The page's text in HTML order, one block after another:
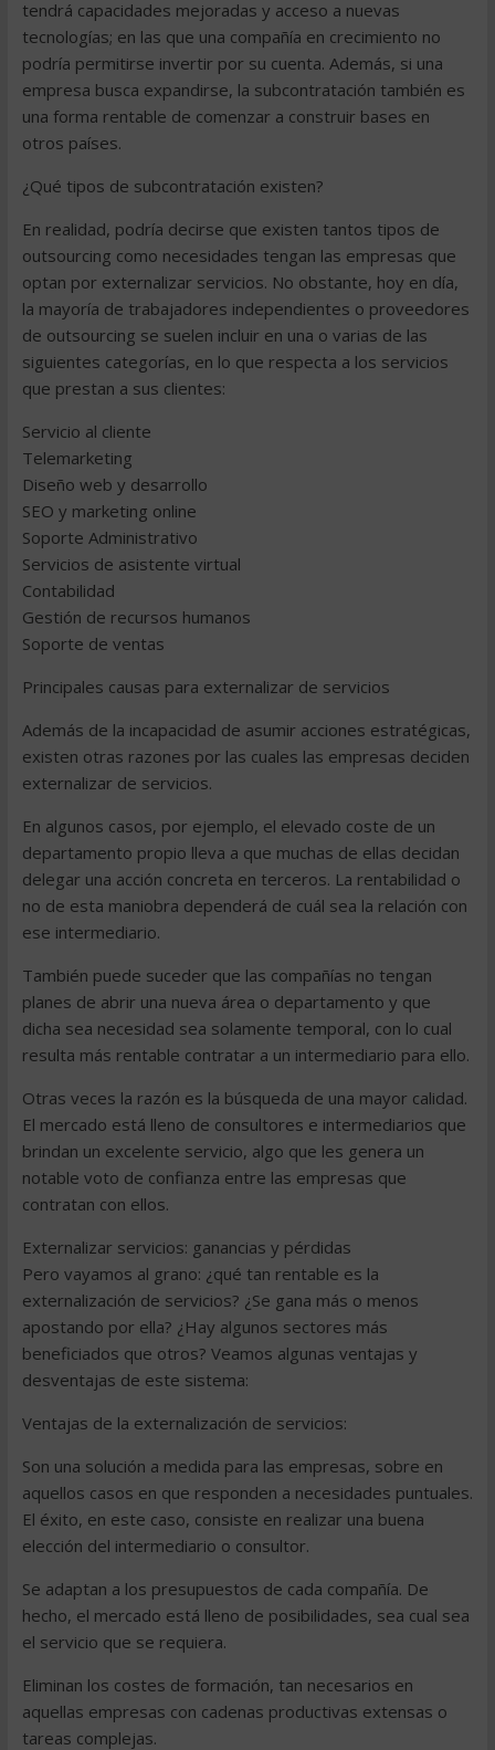
tendrá capacidades mejoradas y acceso a nuevas
tecnologías; en las que una compañía en crecimiento no
podría permitirse invertir por su cuenta. Además, si una
empresa busca expandirse, la subcontratación también es
una forma rentable de comenzar a construir bases en
otros países.
¿Qué tipos de subcontratación existen?
En realidad, podría decirse que existen tantos tipos de
outsourcing como necesidades tengan las empresas que
optan por externalizar servicios. No obstante, hoy en día,
la mayoría de trabajadores independientes o proveedores
de outsourcing se suelen incluir en una o varias de las
siguientes categorías, en lo que respecta a los servicios
que prestan a sus clientes:
Servicio al cliente
Telemarketing
Diseño web y desarrollo
SEO y marketing online
Soporte Administrativo
Servicios de asistente virtual
Contabilidad
Gestión de recursos humanos
Soporte de ventas
Principales causas para externalizar de servicios
Además de la incapacidad de asumir acciones estratégicas,
existen otras razones por las cuales las empresas deciden
externalizar de servicios.
En algunos casos, por ejemplo, el elevado coste de un
departamento propio lleva a que muchas de ellas decidan
delegar una acción concreta en terceros. La rentabilidad o
no de esta maniobra dependerá de cuál sea la relación con
ese intermediario.
También puede suceder que las compañías no tengan
planes de abrir una nueva área o departamento y que
dicha sea necesidad sea solamente temporal, con lo cual
resulta más rentable contratar a un intermediario para ello.
Otras veces la razón es la búsqueda de una mayor calidad.
El mercado está lleno de consultores e intermediarios que
brindan un excelente servicio, algo que les genera un
notable voto de confianza entre las empresas que
contratan con ellos.
Externalizar servicios: ganancias y pérdidas
Pero vayamos al grano: ¿qué tan rentable es la
externalización de servicios? ¿Se gana más o menos
apostando por ella? ¿Hay algunos sectores más
beneficiados que otros? Veamos algunas ventajas y
desventajas de este sistema:
Ventajas de la externalización de servicios:
Son una solución a medida para las empresas, sobre en
aquellos casos en que responden a necesidades puntuales.
El éxito, en este caso, consiste en realizar una buena
elección del intermediario o consultor.
Se adaptan a los presupuestos de cada compañía. De
hecho, el mercado está lleno de posibilidades, sea cual sea
el servicio que se requiera.
Eliminan los costes de formación, tan necesarios en
aquellas empresas con cadenas productivas extensas o
tareas complejas.